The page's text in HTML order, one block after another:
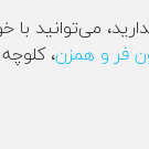
می‌توانید با
فر و همزن،